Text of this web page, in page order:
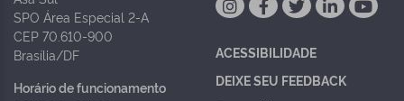
SPO Área Especial 2-A
CEP 70.610-900
Brasília/DF
Horário de funcionamento
ACESSIBILIDADE
DEIXE SEU FEEDBACK